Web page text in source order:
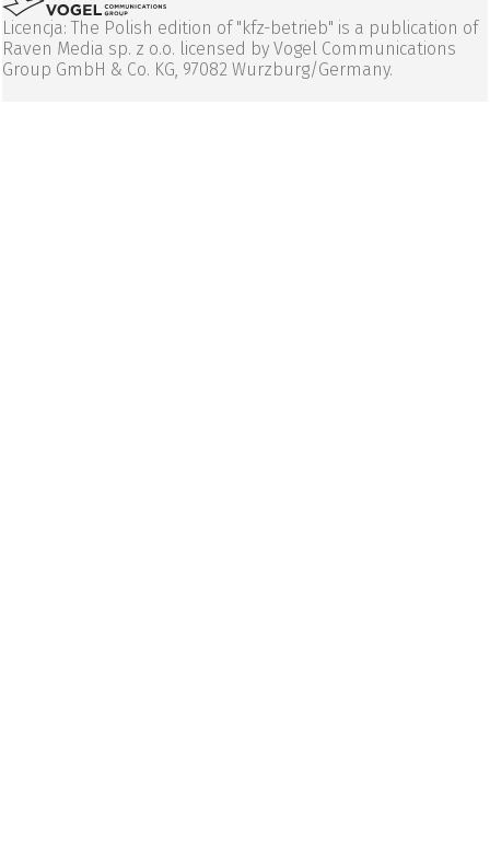
Licencja: The Polish edition of "kfz-betrieb" is a publication of
Raven Media sp. z o.o. licensed by Vogel Communications
Group GmbH & Co. KG, 97082 Wurzburg/Germany.